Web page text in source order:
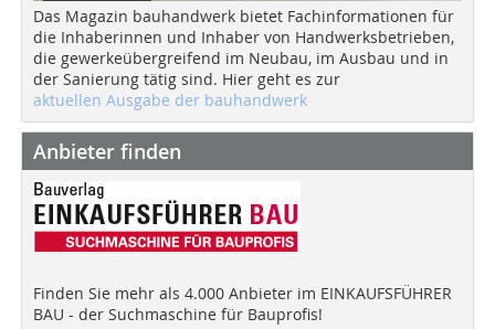
Das Magazin bauhandwerk bietet Fachinformationen für
die Inhaberinnen und Inhaber von Handwerksbetrieben,
die gewerkeübergreifend im Neubau, im Ausbau und in
der Sanierung tätig sind. Hier geht es zur
aktuellen Ausgabe der bauhandwerk
Anbieter finden
Finden Sie mehr als 4.000 Anbieter im EINKAUFSFÜHRER
BAU - der Suchmaschine für Bauprofis!